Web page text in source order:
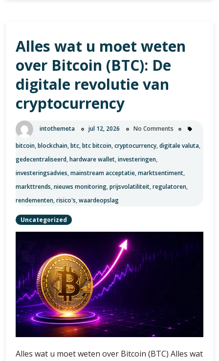
u
moet
weten
deze
Digitale
Valuta
Alles wat u moet weten
over Bitcoin (BTC): De
digitale revolutie van
cryptocurrency
intothemeta jul 12, 2026 No Comments
bitcoin,blockchain,btc,btc bitcoin,cryptocurrency,digitale valuta,
gedecentraliseerd,hardware wallet,investeringen,
investeringsadvies,mainstream acceptatie,marktsentiment,
markttrends,nieuws monitoring,prijsvolatiliteit,regulatoren,
rendementen,risico's,waardeopslag
Uncategorized
Alles wat u moet weten over Bitcoin (BTC) Alles wat